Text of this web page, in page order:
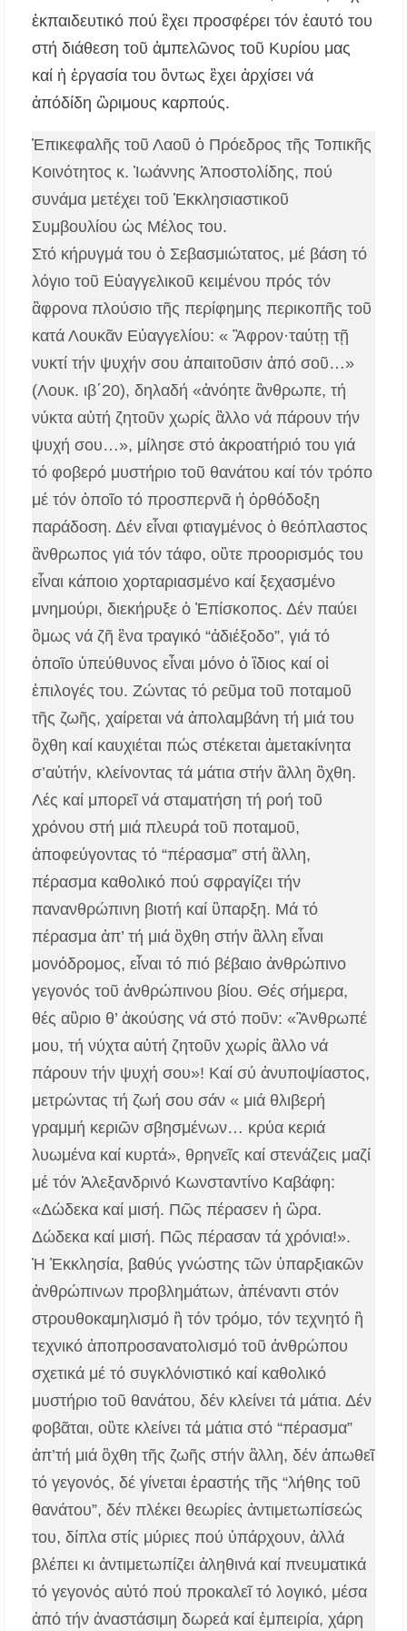
καταφεύγει σε κινήσεις εντυπωσιασμού και
Πετροκέρασα: Δράση αγωγής υγείας με
έμφαση στην πρόληψη και την υγεία της
γυναίκας
Καιρός: Αλλάζει το σκηνικό πριν τον
Δεκαπενταύγουστο – Τι δείχνουν οι τελευταίες
ἐκπαιδευτικό πού ἒχει προσφέρει τόν ἑαυτό του
στή διάθεση τοῦ ἀμπελῶνος τοῦ Κυρίου μας
καί ἡ ἐργασία του ὂντως ἒχει ἀρχίσει νά
ἀπόδίδη ὣριμους καρπούς.
Ἐπικεφαλῆς τοῦ Λαοῦ ὁ Πρόεδρος τῆς Τοπικῆς
Κοινότητος κ. Ἰωάννης Ἀποστολίδης, πού
συνάμα μετέχει τοῦ Ἐκκλησιαστικοῦ
Συμβουλίου ὡς Μέλος του.
Στό κήρυγμά του ὁ Σεβασμιώτατος, μέ βάση τό
λόγιο τοῦ Εὐαγγελικοῦ κειμένου πρός τόν
ἂφρονα πλούσιο τῆς περίφημης περικοπῆς τοῦ
κατά Λουκᾶν Εὐαγγελίου: « Ἂφρον·ταύτῃ τῇ
νυκτί τήν ψυχήν σου ἀπαιτοῦσιν ἀπό σοῦ…»
(Λουκ. ιβ΄20), δηλαδή «ἀνόητε ἂνθρωπε, τή
νύκτα αὐτή ζητοῦν χωρίς ἂλλο νά πάρουν τήν
ψυχή σου…», μίλησε στό ἀκροατήριό του γιά
τό φοβερό μυστήριο τοῦ θανάτου καί τόν τρόπο
μέ τόν ὁποῖο τό προσπερνᾶ ἡ ὁρθόδοξη
παράδοση. Δέν εἶναι φτιαγμένος ὁ θεόπλαστος
ἂνθρωπος γιά τόν τάφο, οὒτε προορισμός του
εἶναι κάποιο χορταριασμένο καί ξεχασμένο
μνημούρι, διεκήρυξε ὁ Ἐπίσκοπος. Δέν παύει
ὃμως νά ζῆ ἓνα τραγικό “ἀδιέξοδο”, γιά τό
ὁποῖο ὑπεύθυνος εἶναι μόνο ὁ ἲδιος καί οἱ
ἐπιλογές του. Ζώντας τό ρεῦμα τοῦ ποταμοῦ
τῆς ζωῆς, χαίρεται νά ἀπολαμβάνη τή μιά του
ὂχθη καί καυχιέται πώς στέκεται ἀμετακίνητα
σ’αὐτήν, κλείνοντας τά μάτια στήν ἂλλη ὂχθη.
Λές καί μπορεῖ νά σταματήση τή ροή τοῦ
χρόνου στή μιά πλευρά τοῦ ποταμοῦ,
ἀποφεύγοντας τό “πέρασμα” στή ἂλλη,
πέρασμα καθολικό πού σφραγίζει τήν
πανανθρώπινη βιοτή καί ὓπαρξη. Μά τό
πέρασμα ἀπ’ τή μιά ὂχθη στήν ἂλλη εἶναι
μονόδρομος, εἶναι τό πιό βέβαιο ἀνθρώπινο
γεγονός τοῦ ἀνθρώπινου βίου. Θές σήμερα,
θές αὒριο θ’ ἀκούσης νά στό ποῦν: «Ἂνθρωπέ
μου, τή νύχτα αὐτή ζητοῦν χωρίς ἂλλο νά
πάρουν τήν ψυχή σου»! Καί σύ ἀνυποψίαστος,
μετρώντας τή ζωή σου σάν « μιά θλιβερή
γραμμή κεριῶν σβησμένων… κρύα κεριά
λυωμένα καί κυρτά», θρηνεῖς καί στενάζεις μαζί
μέ τόν Ἀλεξανδρινό Κωνσταντίνο Καβάφη:
«Δώδεκα καί μισή. Πῶς πέρασεν ἡ ὣρα.
Δώδεκα καί μισή. Πῶς πέρασαν τά χρόνια!».
Ἡ Ἐκκλησία, βαθύς γνώστης τῶν ὑπαρξιακῶν
ἀνθρώπινων προβλημάτων, ἀπέναντι στόν
στρουθοκαμηλισμό ἢ τόν τρόμο, τόν τεχνητό ἢ
τεχνικό ἀποπροσανατολισμό τοῦ ἀνθρώπου
σχετικά μέ τό συγκλόνιστικό καί καθολικό
μυστήριο τοῦ θανάτου, δέν κλείνει τά μάτια. Δέν
φοβᾶται, οὒτε κλείνει τά μάτια στό “πέρασμα”
ἀπ’τή μιά ὂχθη τῆς ζωῆς στήν ἂλλη, δέν ἀπωθεῖ
τό γεγονός, δέ γίνεται ἐραστής τῆς “λήθης τοῦ
θανάτου”, δέν πλέκει θεωρίες ἀντιμετωπίσεώς
του, δίπλα στίς μύριες πού ὑπάρχουν, ἀλλά
βλέπει κι ἀντιμετωπίζει ἀληθινά καί πνευματικά
τό γεγονός αὐτό πού προκαλεῖ τό λογικό, μέσα
ἀπό τήν ἀναστάσιμη δωρεά καί ἐμπειρία, χάρη